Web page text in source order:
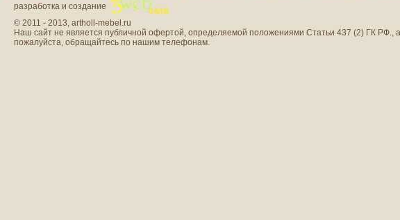
разработка и создание
© 2011 - 2013, artholl-mebel.ru
Наш сайт не является публичной офертой, определяемой положениями Статьи 437 (2) ГК
пожалуйста, обращайтесь по нашим телефонам.